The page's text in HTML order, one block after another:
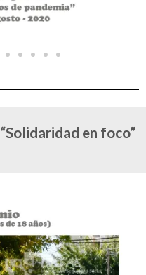
en foco”